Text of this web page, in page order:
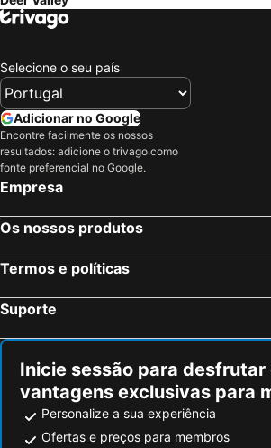
Centro de Salt Lake City
Utah State
LaVell
The Brigham Young University Museum of Art
Roosevelt Municipal Airport
Salina-Gunnison Airport
Carbon County Airport
Snowbasin
Cherry Peak Resort
Selecione o seu país
Adicionar no Google
Encontre facilmente os nossos
resultados: adicione o trivago como
fonte preferencial no Google.
Empresa
Os nossos produtos
Termos e políticas
Suporte
Inicie sessão para desfrutar
vantagens exclusivas para
Personalize a sua experiência
Ofertas e preços para membros